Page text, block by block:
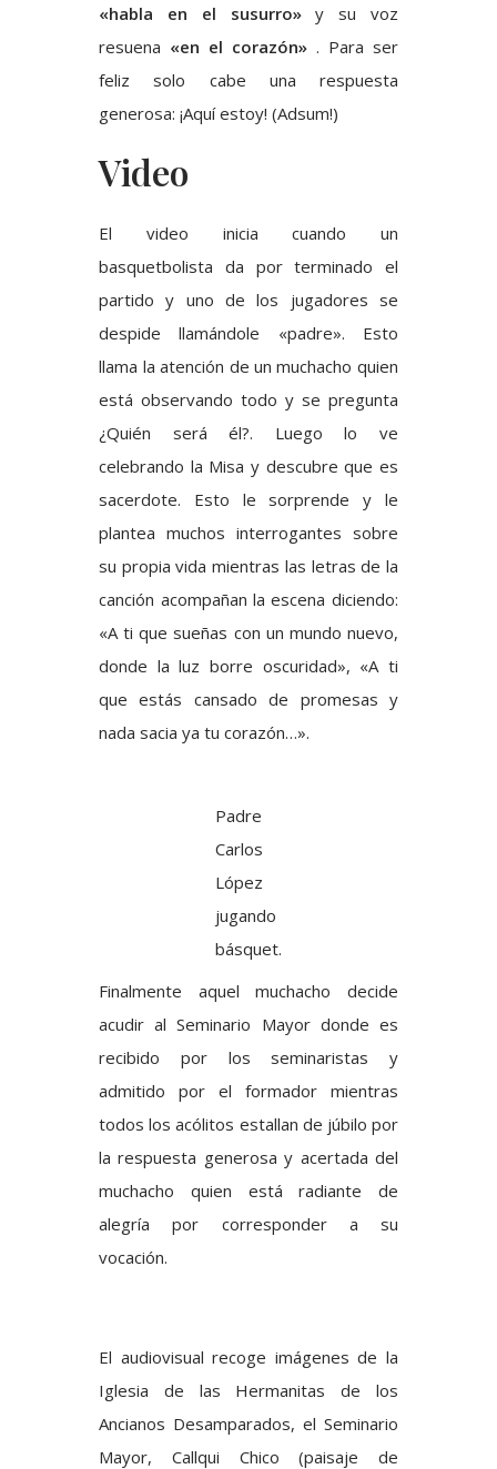
«habla en el susurro»y su voz
resuena «en el corazón» . Para ser
feliz solo cabe una respuesta
generosa: ¡Aquí estoy! (Adsum!)
Video
El video inicia cuando un
basquetbolista da por terminado el
partido y uno de los jugadores se
despide llamándole «padre». Esto
llama la atención de un muchacho quien
está observando todo y se pregunta
¿Quién será él?. Luego lo ve
celebrando la Misa y descubre que es
sacerdote. Esto le sorprende y le
plantea muchos interrogantes sobre
su propia vida mientras las letras de la
canción acompañan la escena diciendo:
«A ti que sueñas con un mundo nuevo,
donde la luz borre oscuridad», «A ti
que estás cansado de promesas y
nada sacia ya tu corazón…».
Padre
Carlos
López
jugando
básquet.
Finalmente aquel muchacho decide
acudir al Seminario Mayor donde es
recibido por los seminaristas y
admitido por el formador mientras
todos los acólitos estallan de júbilo por
la respuesta generosa y acertada del
muchacho quien está radiante de
alegría por corresponder a su
vocación.
El audiovisual recoge imágenes de la
Iglesia de las Hermanitas de los
Ancianos Desamparados, el Seminario
Mayor, Callqui Chico (paisaje de